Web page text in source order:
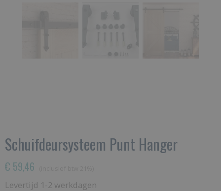
Schuifdeursysteem Punt Hanger
€ 59,46
Levertijd 1-2 werkdagen